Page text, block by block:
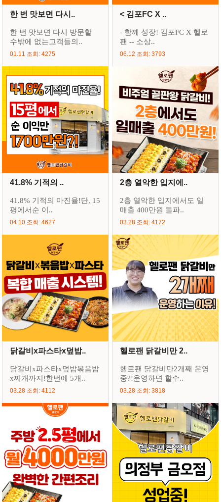
한 번 맛보면 다시..
한 번 맛보면 다시 방문할
수밖에 없는고객들의..
01.11 조회: 4275
< 김포FC X ..
- 함께 성장! 김포FC X 헬로
팬 -- 소상..
06.12 조회: 3793
41.8% 기적의 ..
41.8% 기적의 마진율!단, 15
평에서순 이..
04.10 조회: 4627
2층 열악한 입지에..
2층 열악한 입지에서도 일
매출 400만원 돌파..
03.28 조회: 4172
닭갈비x파스타x덮밥..
닭갈비x파스타x덮밥볶음밥
x찌개까지!한번에 5개..
03.28 조회: 4112
헬로팬 닭갈비만 2..
헬로팬 닭갈비만2개째 운영
중?!운영하면 할수..
03.28 조회: 3818